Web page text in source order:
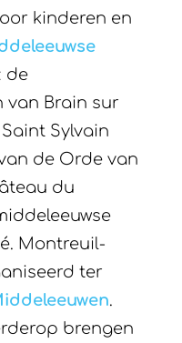
kinderen en
de
van Brain sur
Sylvain
de Orde van
du
Montreuil-
ter
.
brengen